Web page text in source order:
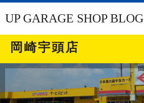
UP GARAGE SHOP BLOG
岡崎宇頭店